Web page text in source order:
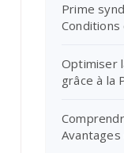
Prime
Conditions
Optimiser
grâce à la